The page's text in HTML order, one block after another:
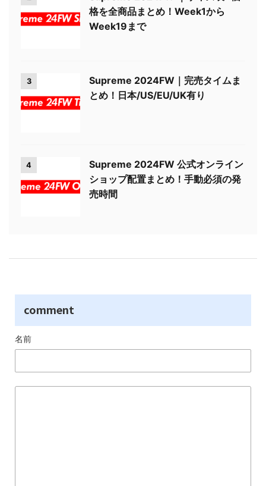
格を全商品まとめ！Week1から
Week19まで
3
Supreme 2024FW｜完売タイムま
とめ！日本/US/EU/UK有り
4
Supreme 2024FW 公式オンライン
ショップ配置まとめ！手動必須の発
売時間
comment
名前